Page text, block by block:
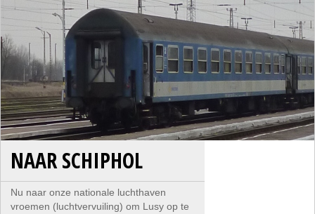
NAAR SCHIPHOL
Nu naar onze nationale luchthaven
vroemen (luchtvervuiling) om Lusy op te